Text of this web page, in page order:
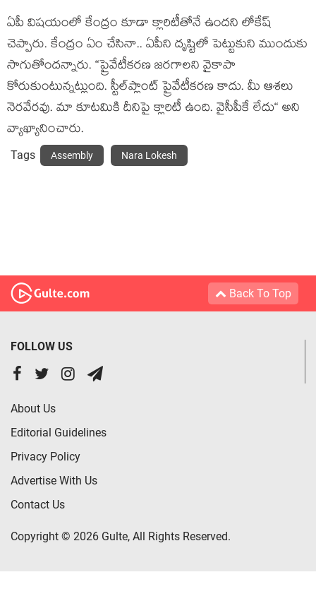
ఏపీ విష‌యంలో కేంద్రం కూడా క్లారిటీతోనే ఉంద‌ని లోకేష్
చెప్పారు. కేంద్రం ఏం చేసినా.. ఏపీని దృష్టిలో పెట్టుకుని ముందుకు
సాగుతోంద‌న్నారు. “ప్రైవేటీకరణ జరగాలని వైకాపా
కోరుకుంటున్నట్లుంది. స్టీల్‌ప్లాంట్‌ ప్రైవేటీకరణ కాదు. మీ ఆశ‌లు
నెర‌వేర‌వు. మా కూట‌మికి దీనిపై క్లారిటీ ఉంది. వైసీపీకే లేదు“ అని
వ్యాఖ్యానించారు.
Tags Assembly Nara Lokesh
Back To Top
FOLLOW US
About Us
Editorial Guidelines
Privacy Policy
Advertise With Us
Contact Us
Copyright © 2026 Gulte, All Rights Reserved.